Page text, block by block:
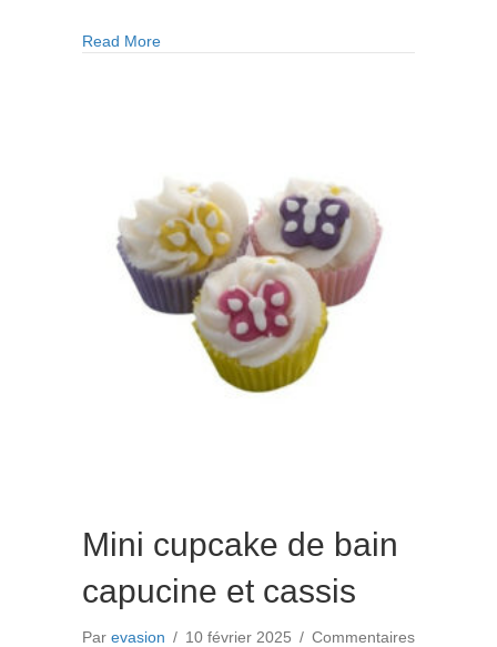
de
Read Moreabout Mini cupcake de bain fraisy
Mini cupcake de bain
capucine et cassis
Par evasion / 10 février 2025 / Commentaires